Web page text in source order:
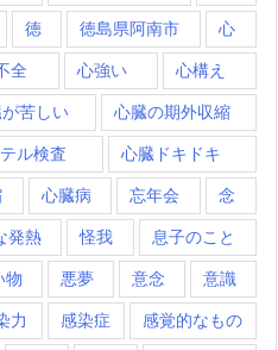
徳 徳島県阿南市 心
全 心強い 心構え
苦しい 心臓の期外収縮
ル検査 心臓ドキドキ
心臓病 忘年会 念
発熱 怪我 息子のこと
物 悪夢 意念 意識
力 感染症 感覚的なもの